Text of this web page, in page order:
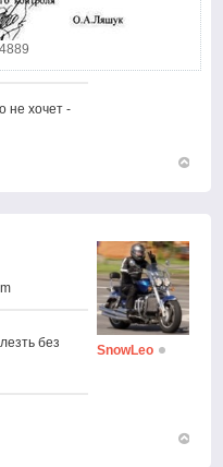
не хочет -
без
SnowLeo